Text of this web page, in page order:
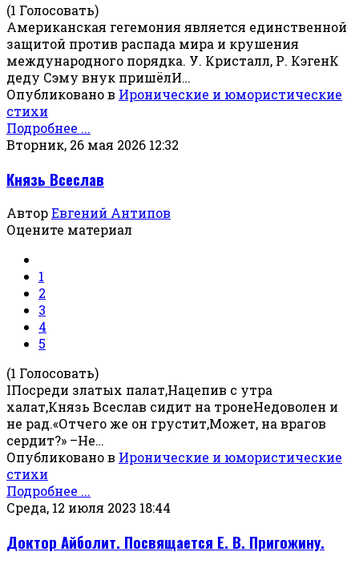
(1 Голосовать)
Американская гегемония является единственной
защитой против распада мира и крушения
международного порядка. У. Кристалл, Р. КэгенК
деду Сэму внук пришёлИ…
Опубликовано в Иронические и юмористические
стихи
Подробнее ...
Вторник, 26 мая 2026 12:32
Князь Всеслав
АвторЕвгений Антипов
Оцените материал
1
2
3
4
5
(1 Голосовать)
IПосреди златых палат,Нацепив с утра
халат,Князь Всеслав сидит на тронеНедоволен и
не рад.«Отчего же он грустит,Может, на врагов
сердит?» –Не…
Опубликовано в Иронические и юмористические
стихи
Подробнее ...
Среда, 12 июля 2023 18:44
Доктор Айболит. Посвящается Е. В. Пригожину.